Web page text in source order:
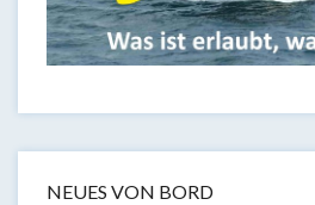
NEUES VON BORD